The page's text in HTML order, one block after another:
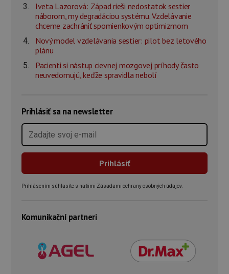
Iveta Lazorová: Západ rieši nedostatok sestier
náborom, my degradáciou systému. Vzdelávanie
chceme zachrániť spomienkovým optimizmom
Nový model vzdelávania sestier: pilot bez letového
plánu
Pacienti si nástup cievnej mozgovej príhody často
neuvedomujú, keďže spravidla nebolí
Prihlásiť sa na newsletter
Prihlásením súhlasíte s našimi Zásadami ochrany osobných údajov.
Komunikační partneri